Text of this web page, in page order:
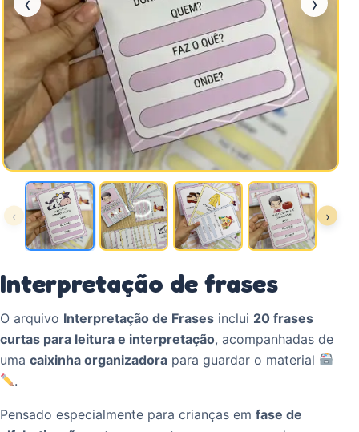
‹ ›
Interpretação de frases
O arquivo Interpretação de Frases inclui 20 frases
curtas para leitura e interpretação, acompanhadas de
uma caixinha organizadora para guardar o material
.
Pensado especialmente para crianças em fase de